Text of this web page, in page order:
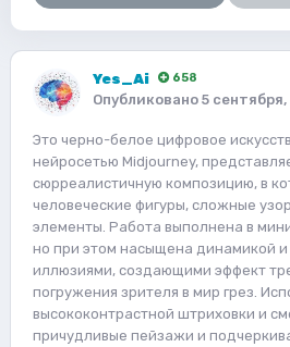
Yes_Ai 658
Опубликовано 5
Это черно-белое цифровое
нейросетью Midjourney,
сюрреалистичную композицию, в
человеческие фигуры, сложные
элементы. Работа выполнена в
но при этом насыщена динамикой и
иллюзиями, создающими эффект
погружения зрителя в мир грез.
высококонтрастной штриховки и
причудливые пейзажи и